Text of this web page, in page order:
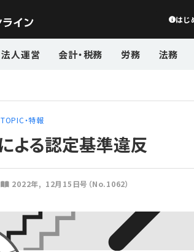
はじ
法人運営 会計・税務 労務 法務
・特報
よる認定基準違反
2022年 12月15日号（No.1062）